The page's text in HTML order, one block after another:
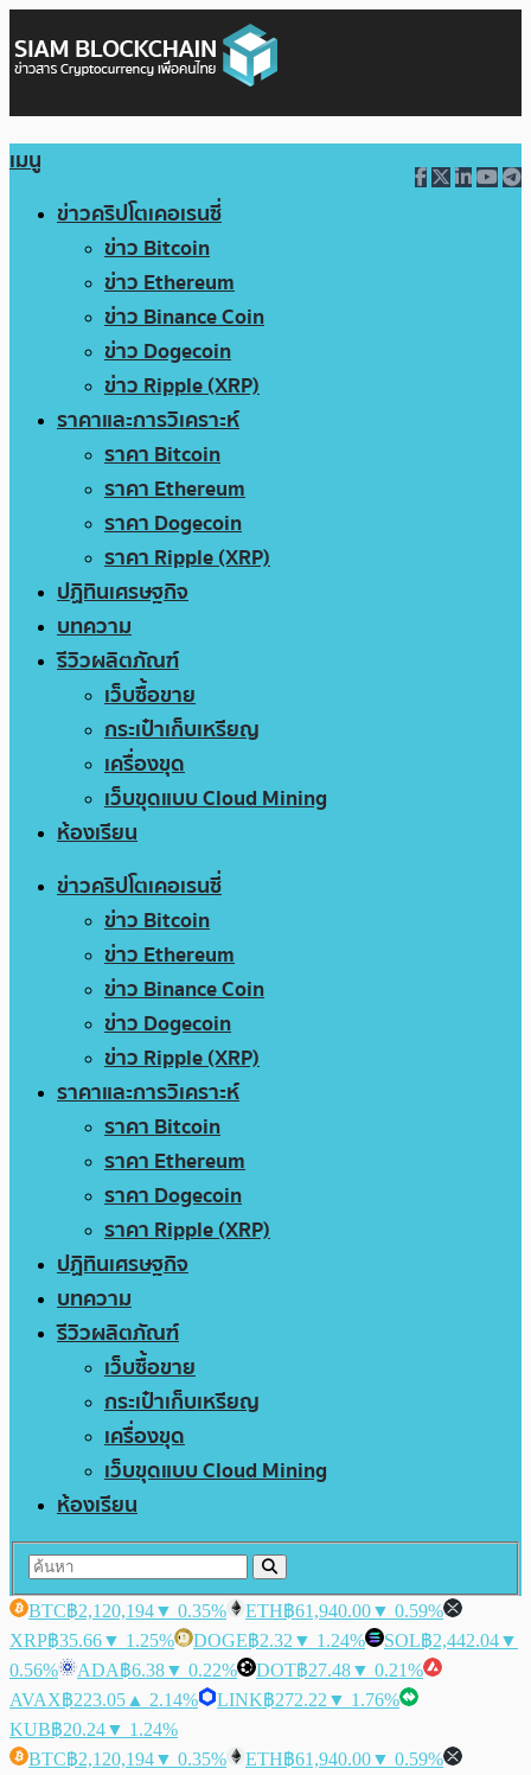
เมนู
ข่าวคริปโตเคอเรนซี่
ข่าว Bitcoin
ข่าว Ethereum
ข่าว Binance Coin
ข่าว Dogecoin
ข่าว Ripple (XRP)
ราคาและการวิเคราะห์
ราคา Bitcoin
ราคา Ethereum
ราคา Dogecoin
ราคา Ripple (XRP)
ปฏิทินเศรษฐกิจ
บทความ
รีวิวผลิตภัณฑ์
เว็บซื้อขาย
กระเป๋าเก็บเหรียญ
เครื่องขุด
เว็บขุดแบบ Cloud Mining
ห้องเรียน
ข่าวคริปโตเคอเรนซี่
ข่าว Bitcoin
ข่าว Ethereum
ข่าว Binance Coin
ข่าว Dogecoin
ข่าว Ripple (XRP)
ราคาและการวิเคราะห์
ราคา Bitcoin
ราคา Ethereum
ราคา Dogecoin
ราคา Ripple (XRP)
ปฏิทินเศรษฐกิจ
บทความ
รีวิวผลิตภัณฑ์
เว็บซื้อขาย
กระเป๋าเก็บเหรียญ
เครื่องขุด
เว็บขุดแบบ Cloud Mining
ห้องเรียน
BTC฿2,120,194▼ 0.35% ETH฿61,940.00▼ 0.59%
XRP฿35.66▼ 1.25% DOGE฿2.32 ▼ 1.24% SOL฿2,442.04▼
0.56%
ADA฿6.38▼ 0.22% DOT฿27.48▼ 0.21%
AVAX฿223.05 ▲ 2.14% LINK฿272.22 ▼ 1.76%
KUB฿20.24▼ 1.24%
BTC฿2,120,194▼ 0.35% ETH฿61,940.00▼ 0.59%